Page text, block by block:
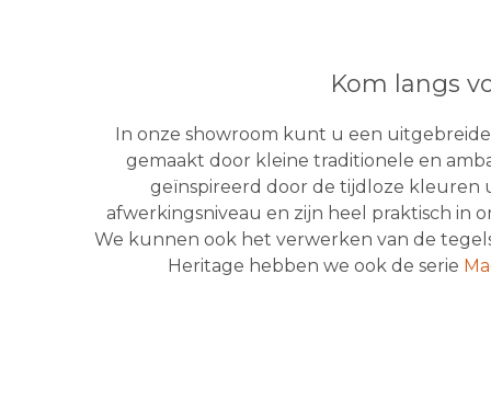
Kom langs
In onze showroom kunt u een
gemaakt door kleine traditionele en
geïnspireerd door de tijdloze kleuren
afwerkingsniveau en zijn heel praktisch in
We kunnen ook het verwerken van de
Heritage hebben we ook de serie